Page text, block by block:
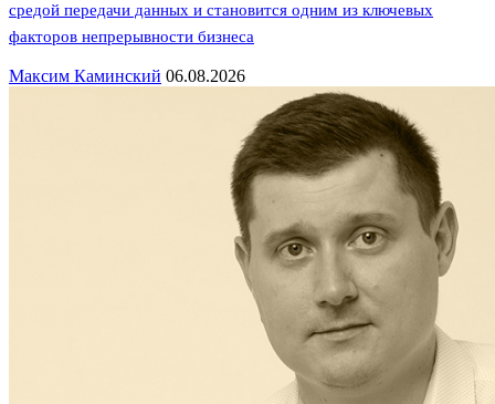
средой передачи данных и становится одним из ключевых
факторов непрерывности бизнеса
Максим Каминский 06.08.2026